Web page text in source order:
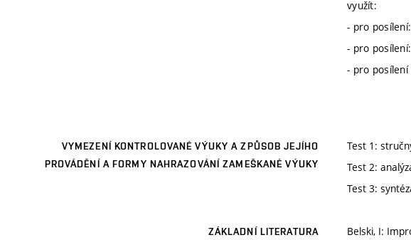
využít:
- pro
- pro
- pro
VYMEZENÍ KONTROLOVANÉ VÝUKY A ZPŮSOB JEJÍHO
PROVÁDĚNÍ A FORMY NAHRAZOVÁNÍ ZAMEŠKANÉ VÝUKY
Test 1:
Test 2:
Test 3:
ZÁKLADNÍ LITERATURA Belski, I: